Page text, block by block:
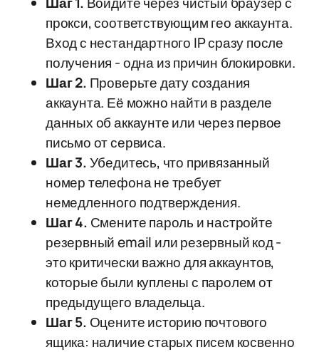
прокси, соответствующим гео аккаунта.
Вход с нестандартного IP сразу после
получения - одна из причин блокировки.
Шаг 2. Проверьте дату создания
аккаунта. Её можно найти в разделе
данных об аккаунте или через первое
письмо от сервиса.
Шаг 3. Убедитесь, что привязанный
номер телефона не требует
немедленного подтверждения.
Шаг 4. Смените пароль и настройте
резервный email или резервный код -
это критически важно для аккаунтов,
которые были куплены с паролем от
предыдущего владельца.
Шаг 5. Оцените историю почтового
ящика: наличие старых писем косвенно